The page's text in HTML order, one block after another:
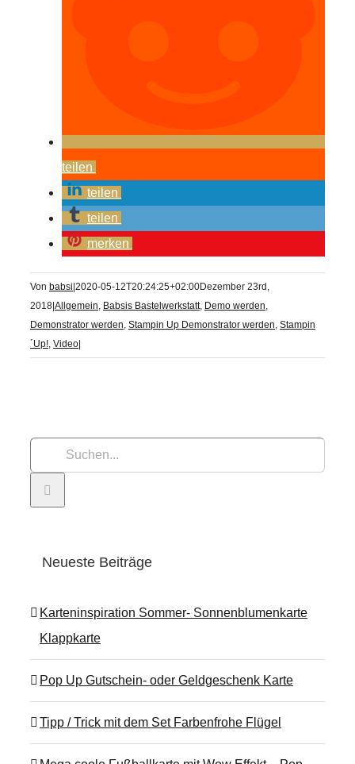
teilen
teilen
teilen
merken
Von babsi|2020-05-12T20:24:25+02:00Dezember 23rd,
2018|Allgemein Babsis Bastelwerkstatt, Demo werden
Demonstrator werden Stampin Up Demonstrator werden Stampin
´Up! Video|
nach:
Neueste Beiträge
Karteninspiration Sommer- Sonnenblumenkarte
Klappkarte
Pop Up Gutschein- oder Geldgeschenk Karte
Tipp / Trick mit dem Set Farbenfrohe Flügel